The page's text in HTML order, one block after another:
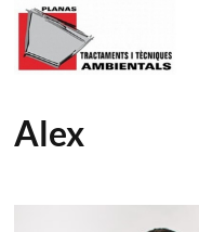
Alex